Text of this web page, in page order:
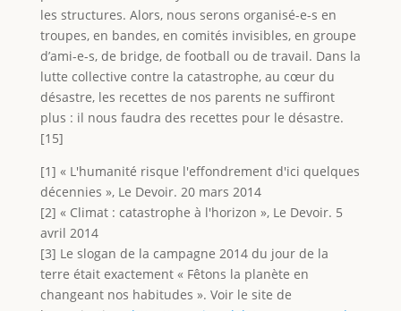
les structures. Alors, nous serons organisé-e-s en
troupes, en bandes, en comités invisibles, en groupe
d’ami-e-s, de bridge, de football ou de travail. Dans la
lutte collective contre la catastrophe, au cœur du
désastre, les recettes de nos parents ne suffiront
plus : il nous faudra des recettes pour le désastre.
[15]
[1] « L'humanité risque l'effondrement d'ici quelques
décennies », Le Devoir. 20 mars 2014
[2] « Climat : catastrophe à l'horizon », Le Devoir. 5
avril 2014
[3] Le slogan de la campagne 2014 du jour de la
terre était exactement « Fêtons la planète en
changeant nos habitudes ». Voir le site de